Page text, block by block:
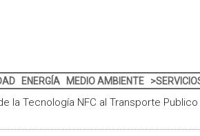
ENERGÍA MEDIO AMBIENTE
la Tecnología NFC al Transporte Publico